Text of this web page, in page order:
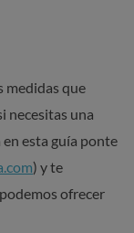
medidas que
necesitas una
esta guía ponte
) y te
ofrecer